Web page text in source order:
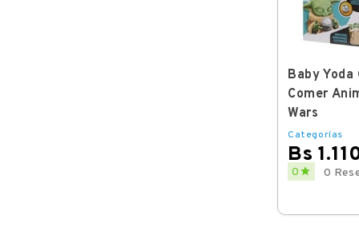
Baby Yoda
Comer
Wars
Categorías
Bs
Price
0  0